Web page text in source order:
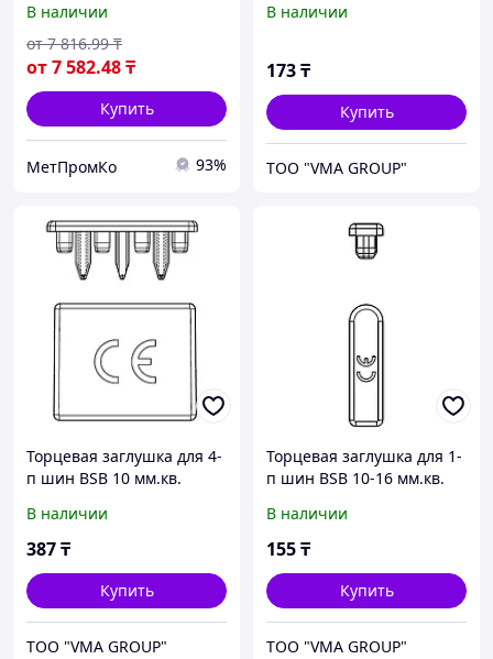
В наличии
от7 582.48₸
от 7 816.99 ₸
Купить
МетПромКо 93%
В наличии
173₸
Купить
ТОО "VMA GROUP"
Торцевая заглушка для 4-
п шин BSB 10 мм.кв.
В наличии
387₸
Купить
ТОО "VMA GROUP"
Торцевая заглушка для 1-
п шин BSB 10-16 мм.кв.
В наличии
155₸
Купить
ТОО "VMA GROUP"